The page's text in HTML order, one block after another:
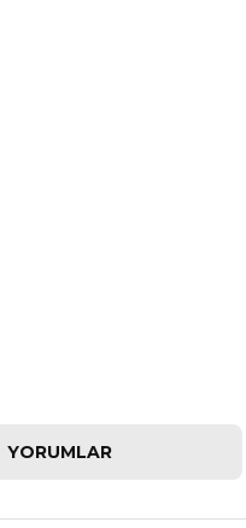
YORUMLAR